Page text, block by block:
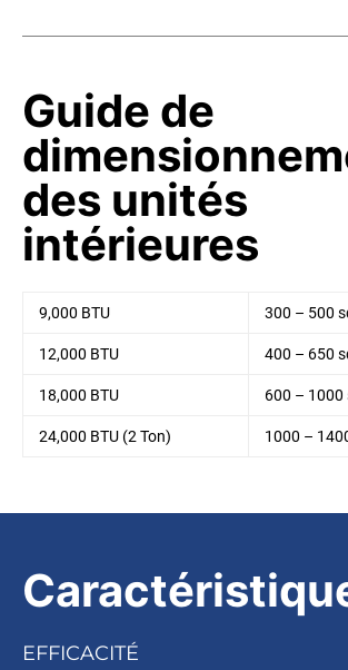
Guide de
des unités
intérieures
9,000 BTU 300 – 500
12,000 BTU 400 – 650
18,000 BTU 600 – 1000
24,000 BTU (2 Ton) 1000 –
EFFICACITÉ